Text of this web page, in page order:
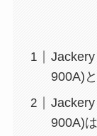
900A)
900A)